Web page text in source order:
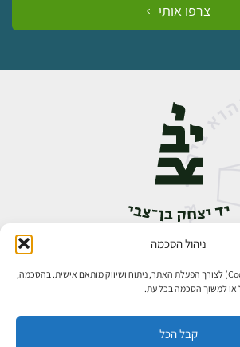
ניהול הסכמה
אנו משתמשים בעוגיות (Cookies) לצורך הפעלת האתר, ניתוח ושיווק מותאם אישית. בהסכמה,
או למשוך הסכמה בכל עת.
קבל הכל
צרפו אותי
14, רחביה, ירושלים